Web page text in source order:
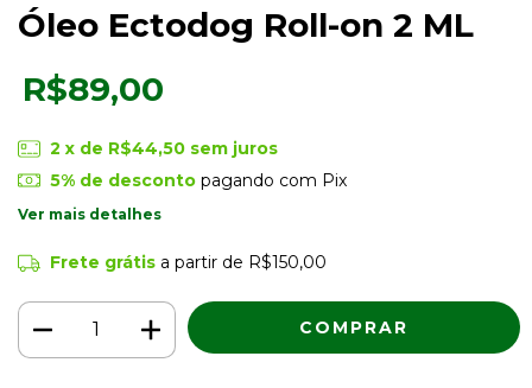
Óleo Ectodog Roll-on 2 ML
R$89,00
2 x de R$44,50 sem juros
5% de descontopagando com Pix
Ver mais detalhes
Frete grátis a partir de R$150,00